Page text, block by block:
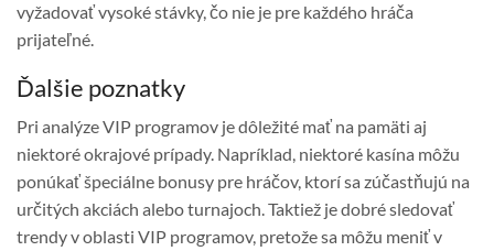
vyžadovať vysoké stávky, čo nie je pre každého hráča
prijateľné.
Ďalšie poznatky
Pri analýze VIP programov je dôležité mať na pamäti aj
niektoré okrajové prípady. Napríklad, niektoré kasína môžu
ponúkať špeciálne bonusy pre hráčov, ktorí sa zúčastňujú na
určitých akciách alebo turnajoch. Taktiež je dobré sledovať
trendy v oblasti VIP programov, pretože sa môžu meniť v